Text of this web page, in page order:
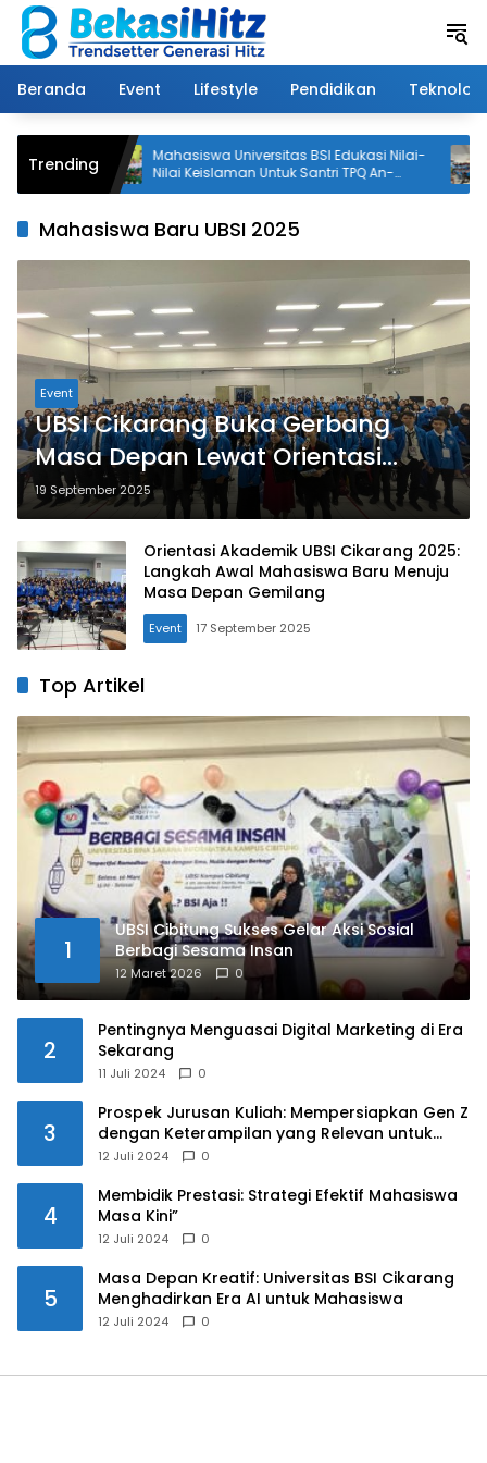
Langsung
konten
Beranda
Event Lifestyle Pendidikan Teknologi
Trending
Tua
Mahasiswa Universitas BSI Edukasi Nilai-
Nilai Keislaman Untuk Santri TPQ An-
Nadhiyah Cikarang Selatan
Mahasiswa Baru UBSI 2025
Event
UBSI Cikarang Buka Gerbang
Masa Depan Lewat Orientasi
Akademik Mahasiswa Baru
19 September 2025
Orientasi Akademik UBSI Cikarang 2025:
Langkah Awal Mahasiswa Baru Menuju
Masa Depan Gemilang
Event 17 September 2025
Top Artikel
1
UBSI Cibitung Sukses Gelar Aksi Sosial
Berbagi Sesama Insan
12 Maret 2026 0
2
Pentingnya Menguasai Digital Marketing di Era
Sekarang
11 Juli 2024 0
3
Prospek Jurusan Kuliah: Mempersiapkan Gen Z
dengan Keterampilan yang Relevan untuk
Masa Depan
12 Juli 2024 0
4
Membidik Prestasi: Strategi Efektif Mahasiswa
Masa Kini”
12 Juli 2024 0
5
Masa Depan Kreatif: Universitas BSI Cikarang
Menghadirkan Era AI untuk Mahasiswa
12 Juli 2024 0